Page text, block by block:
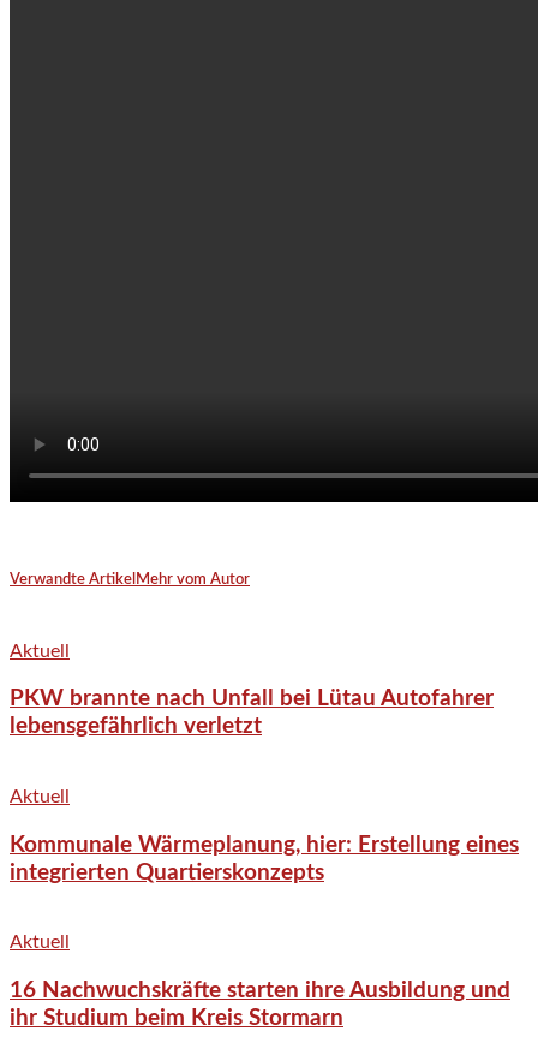
Verwandte Artikel Mehr vom Autor
Aktuell
PKW brannte nach Unfall bei Lütau Autofahrer
lebensgefährlich verletzt
Aktuell
Kommunale Wärmeplanung, hier: Erstellung eines
integrierten Quartierskonzepts
Aktuell
16 Nachwuchskräfte starten ihre Ausbildung und
ihr Studium beim Kreis Stormarn